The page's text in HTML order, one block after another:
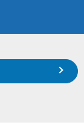
区 広沢 I 様